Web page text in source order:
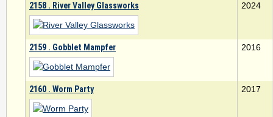
2158 . River Valley Glassworks 2024
2159 . Gobblet Mampfer 2016
2160 . Worm Party 2017